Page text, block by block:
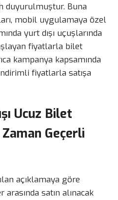
duyurulmuştur. Buna
mobil uygulamaya özel
yurt dışı uçuşlarında
fiyatlarla bilet
kampanya kapsamında
fiyatlarla satışa
Ucuz Bilet
Geçerli
açıklamaya göre
satın alınacak